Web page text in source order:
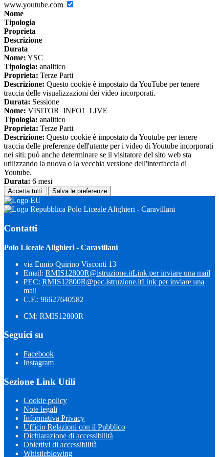
www.youtube.com
Nome
Tipologia
Proprieta
Descrizione
Durata
Nome: YSC
Tipologia: analitico
Proprieta: Terze Parti
Descrizione: Questo cookie è impostato da YouTube per tenere
traccia delle visualizzazioni dei video incorporati.
Durata: Sessione
Nome: VISITOR_INFO1_LIVE
Tipologia: analitico
Proprieta: Terze Parti
Descrizione: Questo cookie è impostato da Youtube per tenere
traccia delle preferenze dell'utente per i video di Youtube incorporati
nei siti; può anche determinare se il visitatore del sito web sta
utilizzando la nuova o la vecchia versione dell'interfaccia di
Youtube.
Durata: 6 mesi
Accetta tutti Salva le preferenze
Polo Liceale Alighieri - Caravillani
Contatti
Polo Liceale Alighieri - Caravillani
via Ennio Quirino Visconti 13
Email: RMIS12800R@istruzione.itLink per inviare una mail
PEC: RMIS12800R@pec.istruzione.itLink per inviare una
mail
C.F.: 96627640582
CM: RMIS12800R
Seguici su
Facebook
Instagram
Sezione Link Utili
Cookie policy
Note legali
Informativa Privacy
Ufficio Relazioni con il Pubblico
Dichiarazione di accessibilità
Obiettivi di accessibilità
Whistleblowing